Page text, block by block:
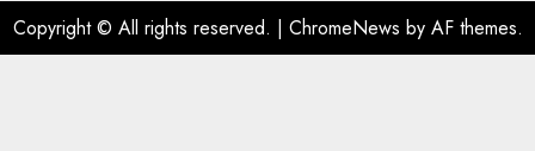
Copyright © All rights reserved. | ChromeNews by AF themes.